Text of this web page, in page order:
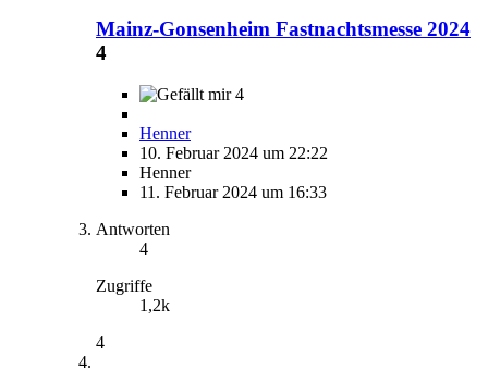
Mainz-Gonsenheim Fastnachtsmesse 2024
4
4
Henner
10. Februar 2024 um 22:22
Henner
11. Februar 2024 um 16:33
Antworten
4
Zugriffe
1,2k
4